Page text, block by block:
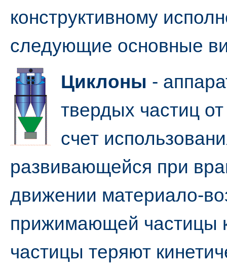
конструктивному
следующие основные
Циклоны -
твердых частиц
счет
развивающейся при
движении материало-
прижимающей частицы
частицы теряют